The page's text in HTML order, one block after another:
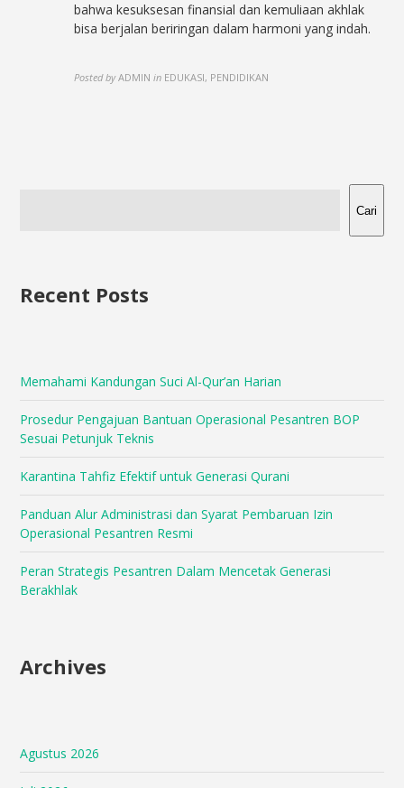
bahwa kesuksesan finansial dan kemuliaan akhlak
bisa berjalan beriringan dalam harmoni yang indah.
Posted by ADMIN in EDUKASI, PENDIDIKAN
Cari
Recent Posts
Memahami Kandungan Suci Al-Qur’an Harian
Prosedur Pengajuan Bantuan Operasional Pesantren BOP
Sesuai Petunjuk Teknis
Karantina Tahfiz Efektif untuk Generasi Qurani
Panduan Alur Administrasi dan Syarat Pembaruan Izin
Operasional Pesantren Resmi
Peran Strategis Pesantren Dalam Mencetak Generasi
Berakhlak
Archives
Agustus 2026